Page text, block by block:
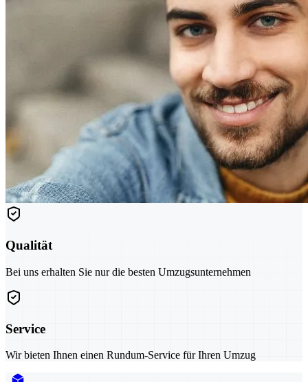
Qualität
Bei uns erhalten Sie nur die besten Umzugsunternehmen
Service
Wir bieten Ihnen einen Rundum-Service für Ihren Umzug